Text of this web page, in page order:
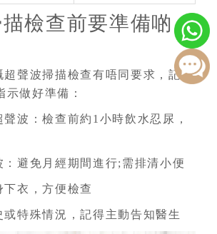
檢查前要準備啲
超聲波掃描檢查有唔同要求，記得
示做好準備：
聲波：檢查前約1小時飲水忍尿，
：避免月經期間進行;需排清小便
下衣，方便檢查
或特殊情況，記得主動告知醫生